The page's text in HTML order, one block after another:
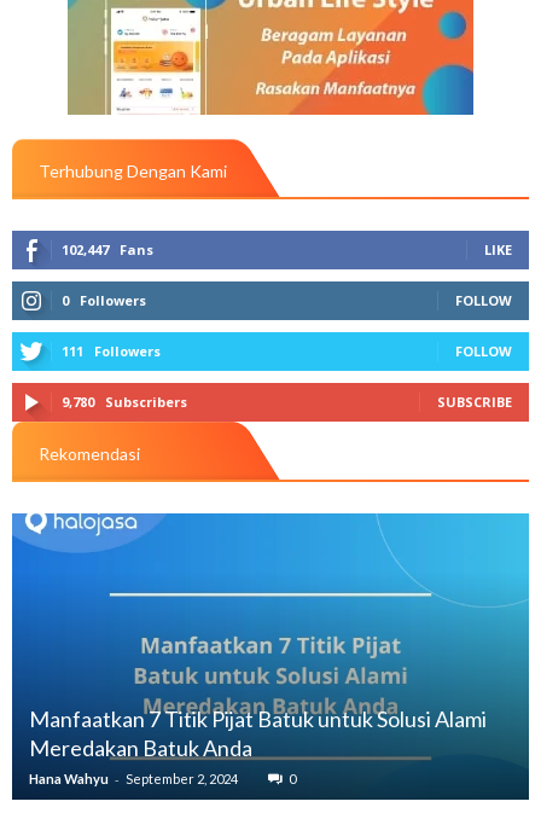
Terhubung Dengan Kami
102,447 Fans LIKE
0 Followers FOLLOW
111 Followers FOLLOW
9,780 Subscribers SUBSCRIBE
Rekomendasi
Manfaatkan 7 Titik Pijat Batuk untuk Solusi Alami
Meredakan Batuk Anda
Hana Wahyu - September 2, 2024 0